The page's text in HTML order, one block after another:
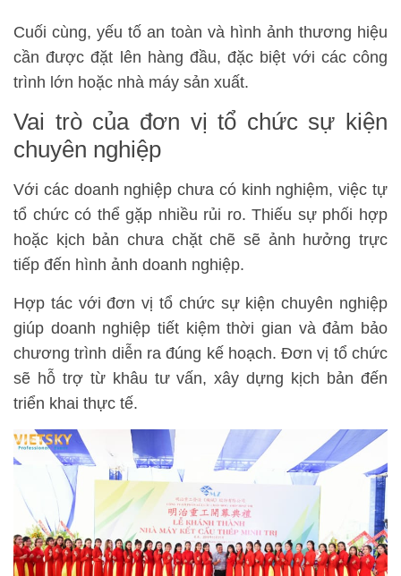
Cuối cùng, yếu tố an toàn và hình ảnh thương hiệu
cần được đặt lên hàng đầu, đặc biệt với các công
trình lớn hoặc nhà máy sản xuất.
Vai trò của đơn vị tổ chức sự kiện
chuyên nghiệp
Với các doanh nghiệp chưa có kinh nghiệm, việc tự
tổ chức có thể gặp nhiều rủi ro. Thiếu sự phối hợp
hoặc kịch bản chưa chặt chẽ sẽ ảnh hưởng trực
tiếp đến hình ảnh doanh nghiệp.
Hợp tác với đơn vị tổ chức sự kiện chuyên nghiệp
giúp doanh nghiệp tiết kiệm thời gian và đảm bảo
chương trình diễn ra đúng kế hoạch. Đơn vị tổ chức
sẽ hỗ trợ từ khâu tư vấn, xây dựng kịch bản đến
triển khai thực tế.